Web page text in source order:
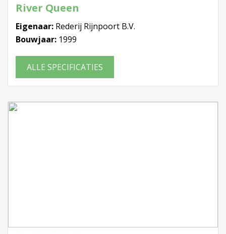
River Queen
Eigenaar: Rederij Rijnpoort B.V.
Bouwjaar: 1999
ALLE SPECIFICATIES